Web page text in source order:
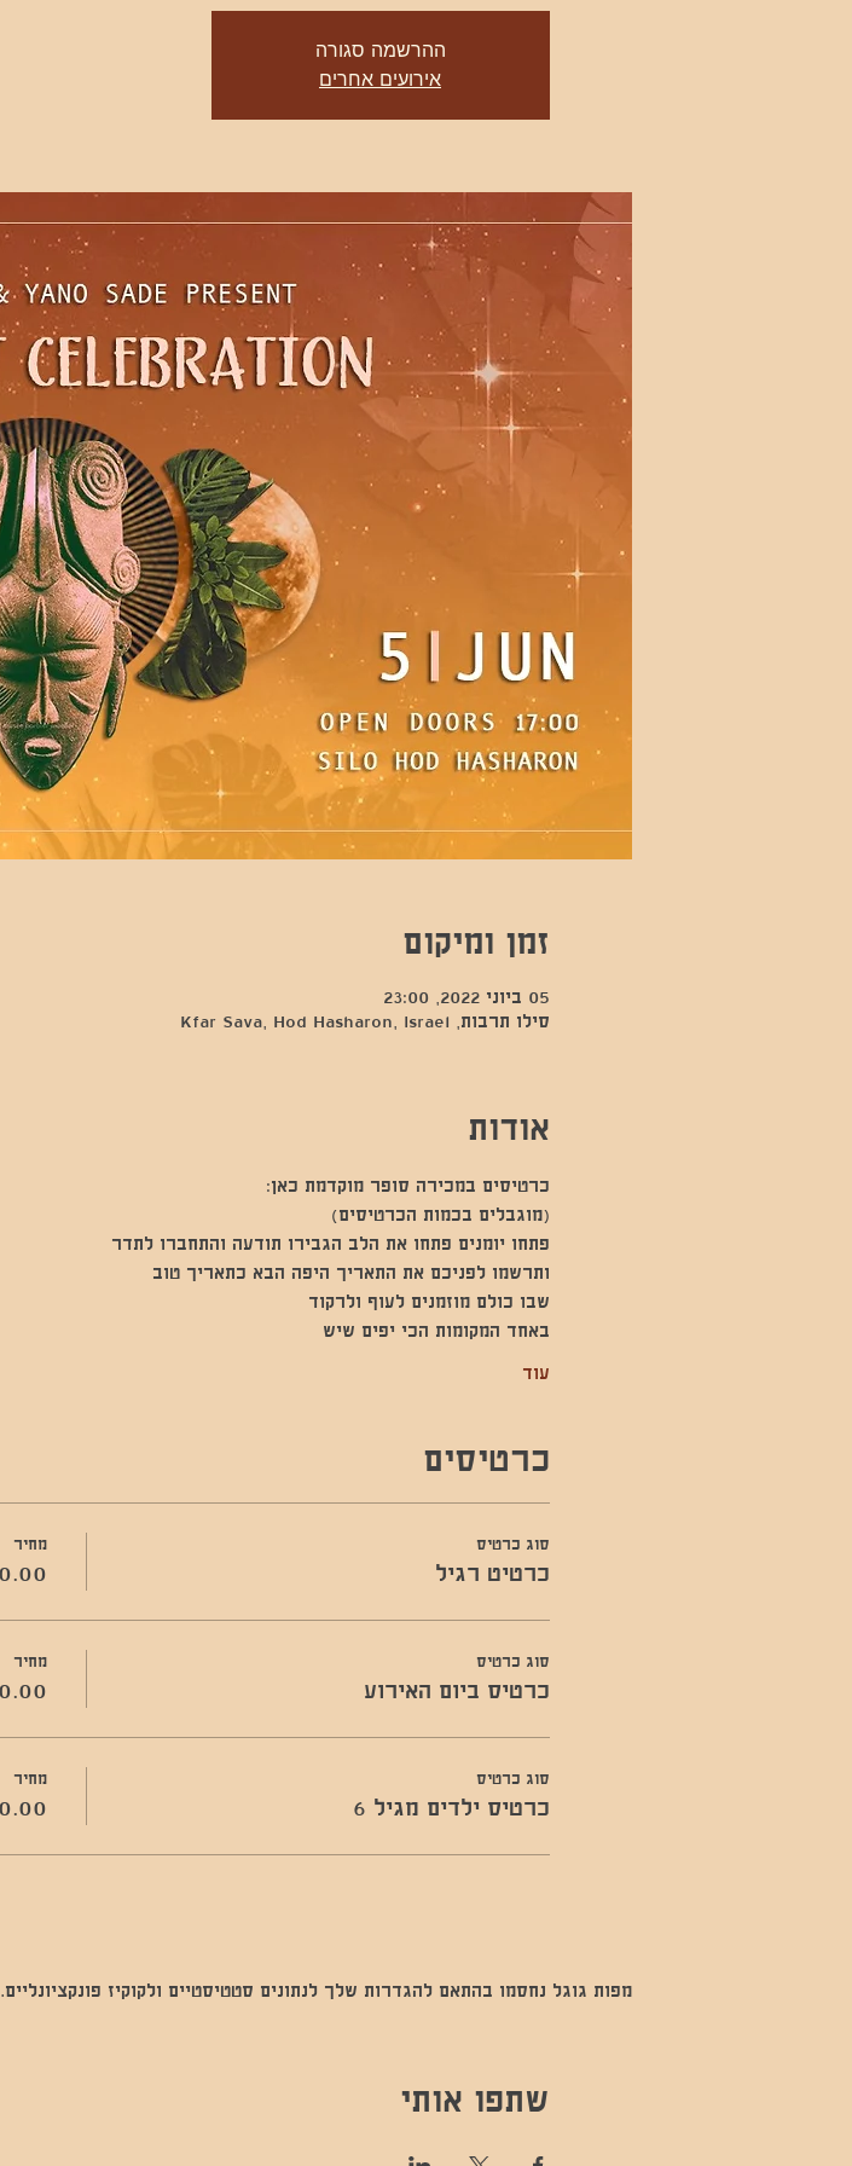
ההרשמה סגורה
אירועים אחרים
זמן ומיקום
05 ביוני 2022, 23:00
סילו תרבות, Kfar Sava, Hod Hasharon, Israel
אודות
כרטיסים במכירה סופר מוקדמת כאן:
(מוגבלים בכמות הכרטיסים)
פתחו יומנים פתחו את הלב הגבירו תודעה והתחברו לתדר
ותרשמו לפניכם את התאריך היפה הבא כתאריך טוב
שבו כולם מוזמנים לעוף ולרקוד
באחד המקומות הכי יפים שיש
עוד
כרטיסים
סוג כרטיס
כרטיט רגיל
מחיר
סוג כרטיס
כרטיס ביום האירוע
מחיר
סוג כרטיס
כרטיס ילדים מגיל 6
מחיר
מפות גוגל נחסמו בהתאם להגדרות שלך לנתונים סטטיסטיים ולקוקיז פונקציונליים.
שתפו אותי